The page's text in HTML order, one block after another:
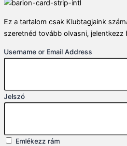
Ez a tartalom csak Klubtagjaink
szeretnéd tovább olvasni, jelentkezz
Username or Email Address
Jelszó
Emlékezz rám